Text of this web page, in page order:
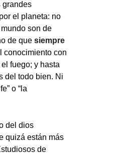
grandes
el planeta: no
son de
de que siempre
conocimiento con
fuego; y hasta
del todo bien. Ni
o “la
del dios
quizá están más
de